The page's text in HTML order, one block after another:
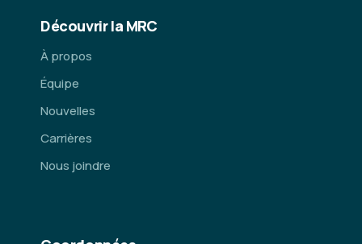
Découvrir la MRC
À propos
Équipe
Nouvelles
Carrières
Nous joindre